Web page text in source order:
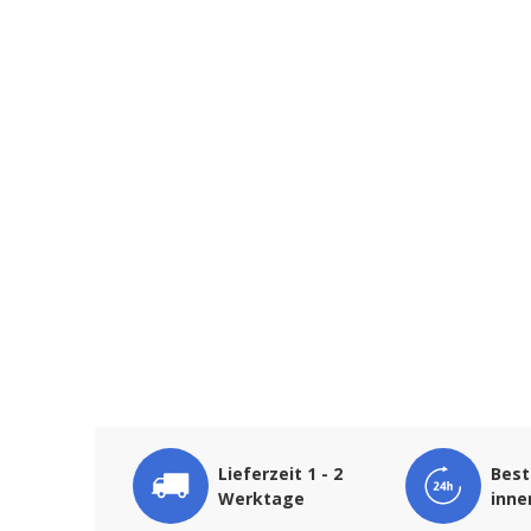
Lieferzeit 1 - 2
Werktage